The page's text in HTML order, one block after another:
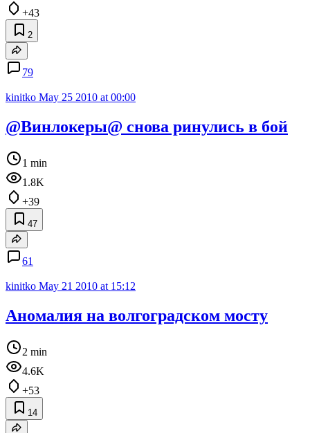
+43
2
79
kinitko May 25 2010 at 00:00
@Винлокеры@ снова ринулись в бой
1 min
1.8K
+39
47
61
kinitko May 21 2010 at 15:12
Аномалия на волгоградском мосту
2 min
4.6K
+53
14